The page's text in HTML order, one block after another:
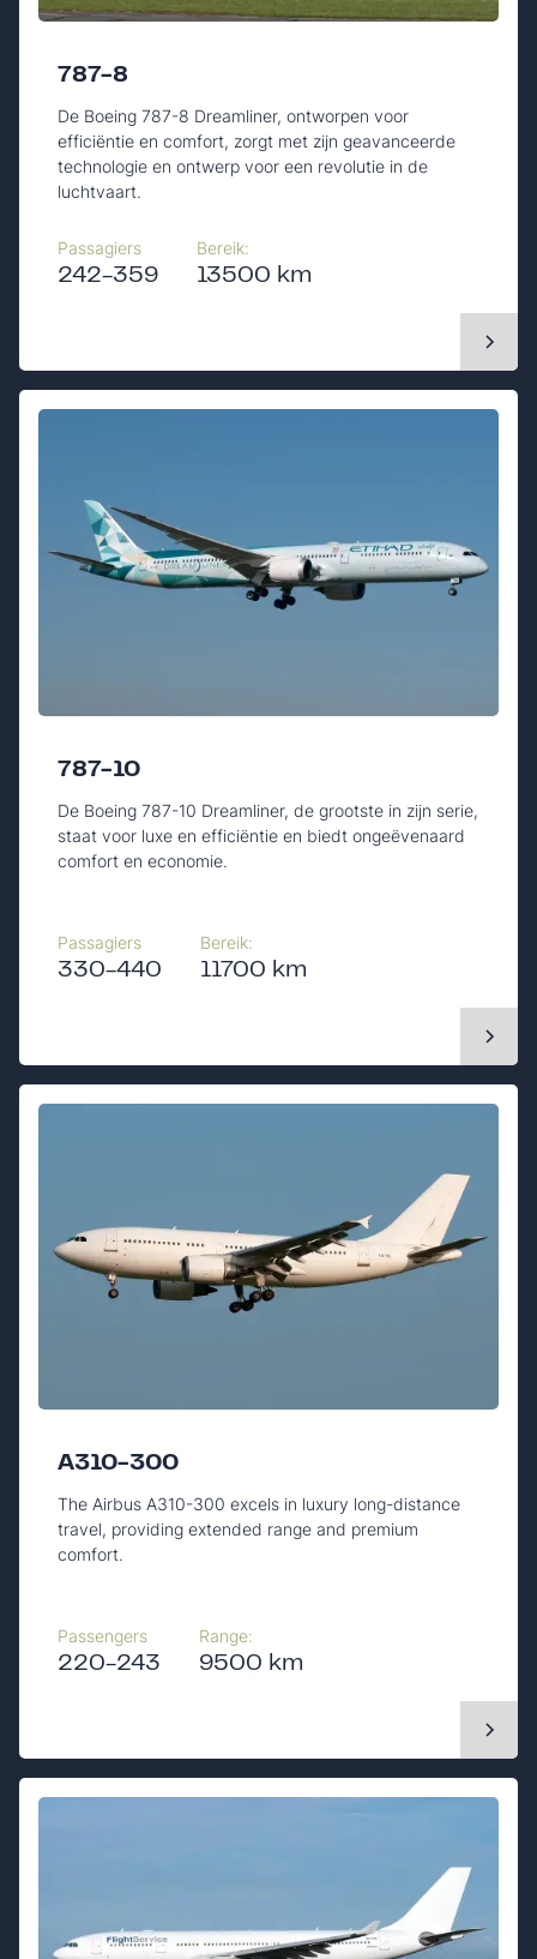
787-8
De Boeing 787-8 Dreamliner, ontworpen voor
efficiëntie en comfort, zorgt met zijn geavanceerde
technologie en ontwerp voor een revolutie in de
luchtvaart.
Passagiers
242-359
Bereik:
13500 km
787-10
De Boeing 787-10 Dreamliner, de grootste in zijn serie,
staat voor luxe en efficiëntie en biedt ongeëvenaard
comfort en economie.
Passagiers
330-440
Bereik:
11700 km
A310-300
The Airbus A310-300 excels in luxury long-distance
travel, providing extended range and premium
comfort.
Passengers
220-243
Range:
9500 km